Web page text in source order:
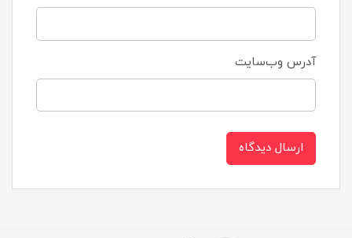
آدرس وب‌سایت
ارسال دیدگاه